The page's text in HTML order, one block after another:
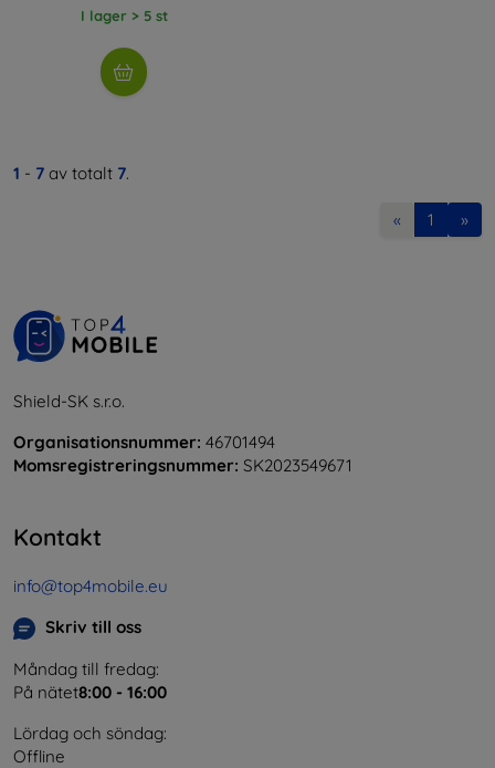
I lager > 5 st
1 - 7 av totalt 7.
« 1 »
Shield-SK s.r.o.
Organisationsnummer: 46701494
Momsregistreringsnummer: SK2023549671
Kontakt
info@top4mobile.eu
Skriv till oss
Måndag till fredag:
På nätet8:00 - 16:00
Lördag och söndag:
Offline